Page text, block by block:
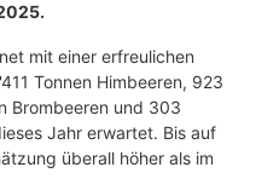
mit einer erfreulichen
Tonnen Himbeeren, 923
Brombeeren und 303
Jahr erwartet. Bis auf
überall höher als im